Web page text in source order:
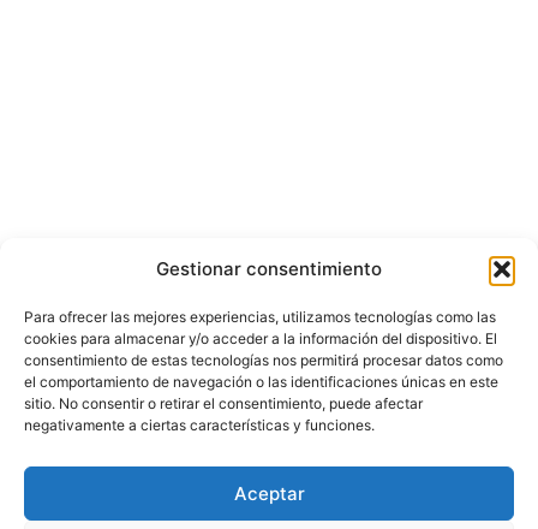
Gestionar consentimiento
Para ofrecer las mejores experiencias, utilizamos tecnologías como las
cookies para almacenar y/o acceder a la información del dispositivo. El
consentimiento de estas tecnologías nos permitirá procesar datos como
el comportamiento de navegación o las identificaciones únicas en este
sitio. No consentir o retirar el consentimiento, puede afectar
negativamente a ciertas características y funciones.
Aceptar